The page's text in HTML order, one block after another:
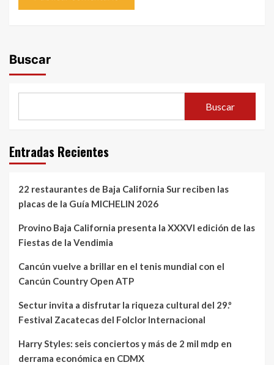
Buscar
Buscar
Entradas Recientes
22 restaurantes de Baja California Sur reciben las
placas de la Guía MICHELIN 2026
Provino Baja California presenta la XXXVI edición de las
Fiestas de la Vendimia
Cancún vuelve a brillar en el tenis mundial con el
Cancún Country Open ATP
Sectur invita a disfrutar la riqueza cultural del 29.º
Festival Zacatecas del Folclor Internacional
Harry Styles: seis conciertos y más de 2 mil mdp en
derrama económica en CDMX